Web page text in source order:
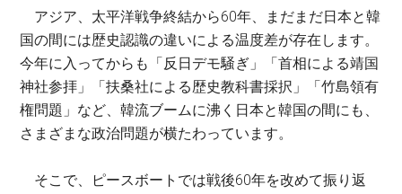
アジア、太平洋戦争終結から60年、まだまだ日本と韓
国の間には歴史認識の違いによる温度差が存在します。
今年に入ってからも「反日デモ騒ぎ」「首相による靖国
神社参拝」「扶桑社による歴史教科書採択」「竹島領有
権問題」など、韓流ブームに沸く日本と韓国の間にも、
さまざまな政治問題が横たわっています。
そこで、ピースボートでは戦後60年を改めて振り返